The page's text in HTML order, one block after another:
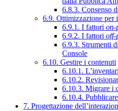
6.8.3. Consenso
6.9. Ottimizzazione per
6.9.1. I fattori on-
6.9.2. I fattori off-
6.9.3. Strumenti
Console
6.10. Gestire i contenuti
6.10.1.
6.10.2.
6.10.3. Migrare i
6.10.4.
7. Progettazione